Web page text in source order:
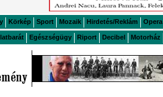
Körkép Sport Mozaik Hirdetés/Reklám Opera
Egészségügy Riport Decibel Motorház